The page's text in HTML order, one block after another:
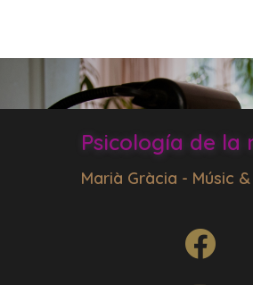
Psicología de la
Marià Gràcia - Músic